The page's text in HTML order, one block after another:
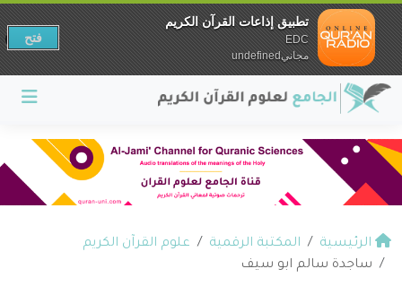
الرئيسية المكتبة الرقمية
علوم القرآن الكريم
ساجدة سالم ابو سيف
تطبيق إذاعات القرآن الكريم
EDC
مجانيundefined
فتح